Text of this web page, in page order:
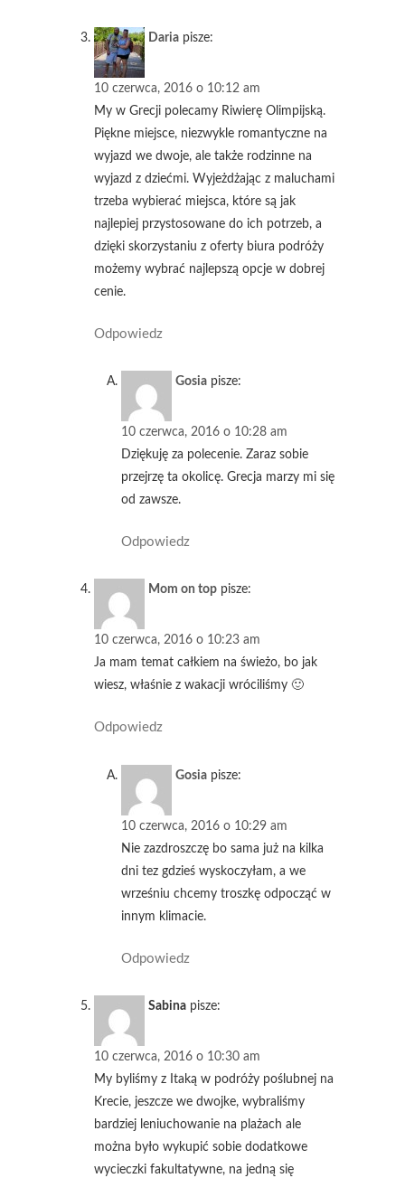
Daria pisze:
10 czerwca, 2016 o 10:12 am
My w Grecji polecamy Riwierę Olimpijską.
Piękne miejsce, niezwykle romantyczne na
wyjazd we dwoje, ale także rodzinne na
wyjazd z dziećmi. Wyjeżdżając z maluchami
trzeba wybierać miejsca, które są jak
najlepiej przystosowane do ich potrzeb, a
dzięki skorzystaniu z oferty biura podróży
możemy wybrać najlepszą opcje w dobrej
cenie.
Odpowiedz
Gosia pisze:
10 czerwca, 2016 o 10:28 am
Dziękuję za polecenie. Zaraz sobie
przejrzę ta okolicę. Grecja marzy mi się
od zawsze.
Odpowiedz
Mom on top pisze:
10 czerwca, 2016 o 10:23 am
Ja mam temat całkiem na świeżo, bo jak
wiesz, właśnie z wakacji wróciliśmy 🙂
Odpowiedz
Gosia pisze:
10 czerwca, 2016 o 10:29 am
Nie zazdroszczę bo sama już na kilka
dni tez gdzieś wyskoczyłam, a we
wrześniu chcemy troszkę odpocząć w
innym klimacie.
Odpowiedz
Sabina pisze:
10 czerwca, 2016 o 10:30 am
My byliśmy z Itaką w podróży poślubnej na
Krecie, jeszcze we dwojke, wybraliśmy
bardziej leniuchowanie na plażach ale
można było wykupić sobie dodatkowe
wycieczki fakultatywne, na jedną się